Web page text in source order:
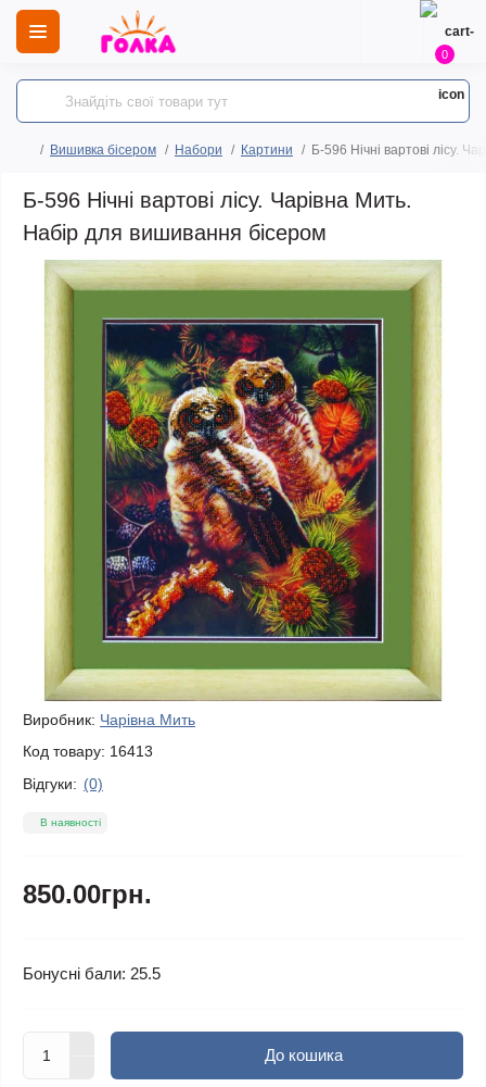
0
Вишивка бісером Набори Картини Б-596 Нічні вартові лісу.
Б-596 Нічні вартові лісу. Чарівна Мить.
Набір для вишивання бісером
Виробник: Чарівна Мить
Код товару: 16413
Відгуки: (0)
В наявності
850.00грн.
Бонусні бали: 25.5
До кошика